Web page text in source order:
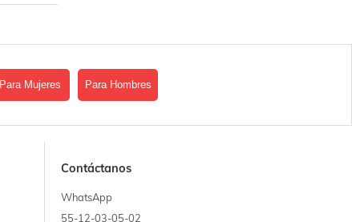
Para Mujeres Para Hombres
Contáctanos
WhatsApp
55-12-03-05-02